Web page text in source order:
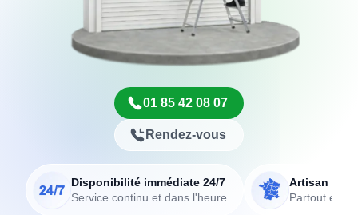
01 85 42 08 07
Rendez-vous
Disponibilité immédiate 24/7
Service continu et dans l'heure.
Artisan de
Partout en